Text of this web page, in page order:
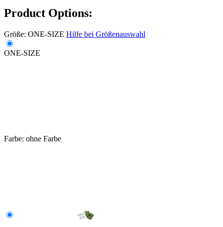
Product Options:
Größe: ONE-SIZE Hilfe bei Größenauswahl
ONE-SIZE
Farbe: ohne Farbe